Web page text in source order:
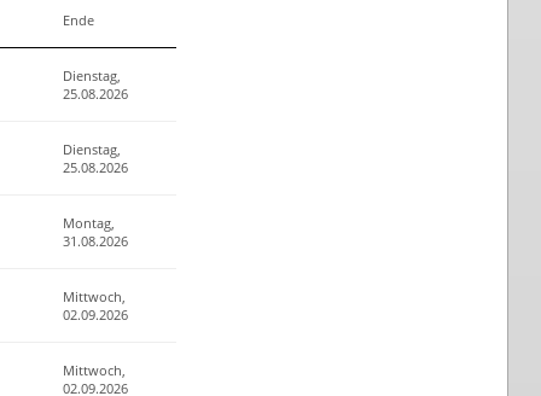
Ende
Dienstag,
25.08.2026
Dienstag,
25.08.2026
Montag,
31.08.2026
Mittwoch,
02.09.2026
Mittwoch,
02.09.2026